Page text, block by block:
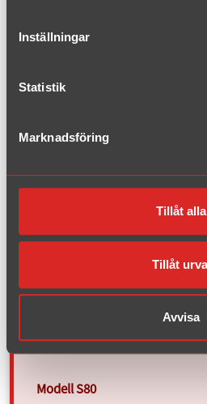
Inställningar
Statistik
Marknadsföring
Tillåt alla
Tillåt
Avvisa
Turbo 2WD
2007 - 2016
2007 - 2016
Turbo
Turbo
2006 - 2013